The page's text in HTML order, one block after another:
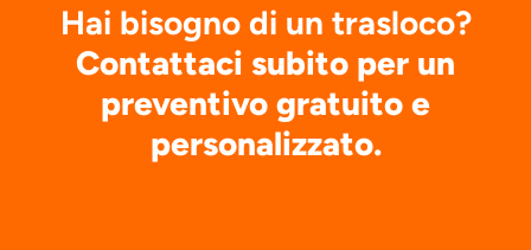
Hai bisogno di un trasloco?
Contattaci subito per un
preventivo gratuito e
personalizzato.